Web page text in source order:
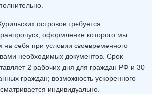
островов требуется
оформление которого мы
на себя при условии своевременного
необходимых документов. Срок
2 рабочих дня для граждан РФ и 30
граждан; возможность ускоренного
индивидуально.